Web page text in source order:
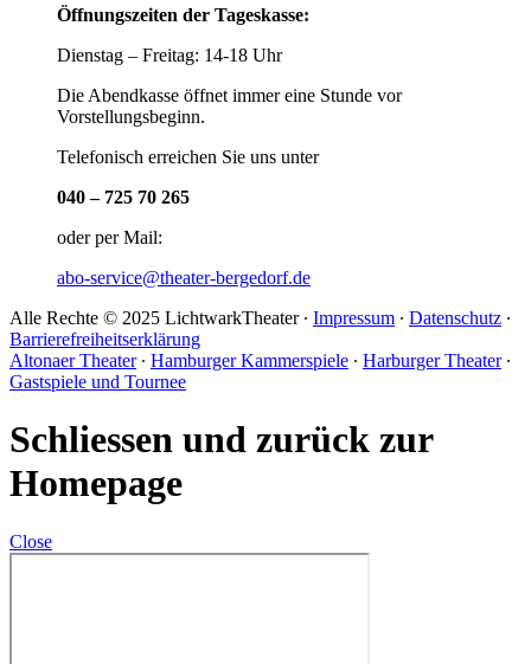
Öffnungszeiten der Tageskasse:
Dienstag – Freitag: 14-18 Uhr
Die Abendkasse öffnet immer eine Stunde vor
Vorstellungsbeginn.
Telefonisch erreichen Sie uns unter
040 – 725 70 265
oder per Mail:
abo-service@theater-bergedorf.de
Alle Rechte © 2025 LichtwarkTheater ∙ Impressum ∙ Datenschutz ∙
Barrierefreiheitserklärung
Altonaer Theater∙ Hamburger Kammerspiele ∙ Harburger Theater∙
Gastspiele und Tournee
Schliessen und zurück zur
Homepage
Close